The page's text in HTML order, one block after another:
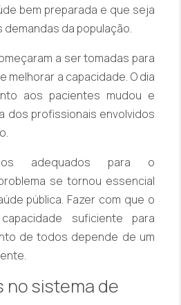
bem preparada e que seja
da população.
a ser tomadas para
melhorar a capacidade. O dia
aos pacientes mudou e
dos profissionais envolvidos
adequados para o
se tornou essencial
pública. Fazer com que o
suficiente para
de todos depende de um
no sistema de